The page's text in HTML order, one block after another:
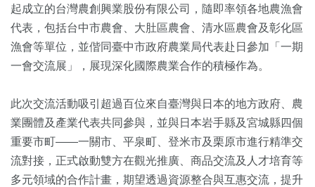
起成立的台灣農創興業股份有限公司，隨即率領各地農漁會
代表，包括台中市農會、大肚區農會、清水區農會及彰化區
漁會等單位，並偕同臺中市政府農業局代表赴日參加「一期
一會交流展」，展現深化國際農業合作的積極作為。
此次交流活動吸引超過百位來自臺灣與日本的地方政府、農
業團體及產業代表共同參與，並與日本岩手縣及宮城縣四個
重要市町——一關市、平泉町、登米市及栗原市進行精準交
流對接，正式啟動雙方在觀光推廣、商品交流及人才培育等
多元領域的合作計畫，期望透過資源整合與互惠交流，提升